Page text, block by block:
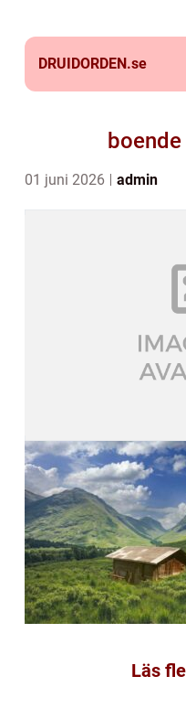
DRUIDORDEN.se
01 juni 2026 admin
Läs